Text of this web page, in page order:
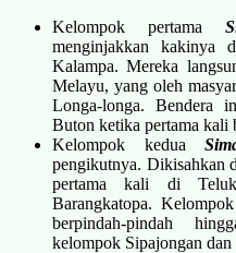
Kelompok pertama
menginjakkan kakinya
Kalampa. Mereka
Melayu, yang oleh
Longa-longa. Bendera
Buton ketika pertama kali
Kelompok kedua
pengikutnya. Dikisahkan
pertama kali di Teluk
Barangkatopa.
berpindah-pindah
kelompok Sipajongan